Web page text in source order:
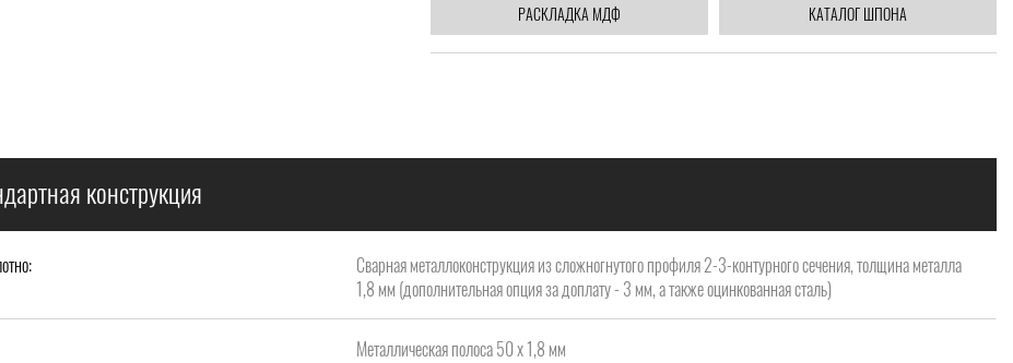
РАСКЛАДКА МДФ КАТАЛОГ ШПОНА
конструкция
Сварная металлоконструкция из сложногнутого профиля 2-3-контурного сечения, толщина металла
1,8 мм (дополнительная опция за доплату - 3 мм, а также оцинкованная сталь)
Металлическая полоса 50 х 1,8 мм